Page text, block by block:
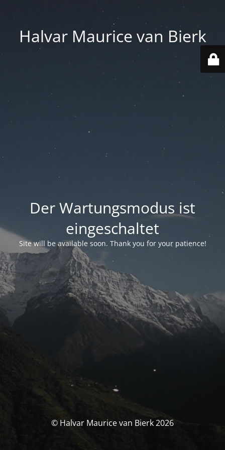
Halvar Maurice van Bierk
Der Wartungsmodus ist
eingeschaltet
Site will be available soon. Thank you for your patience!
© Halvar Maurice van Bierk 2026